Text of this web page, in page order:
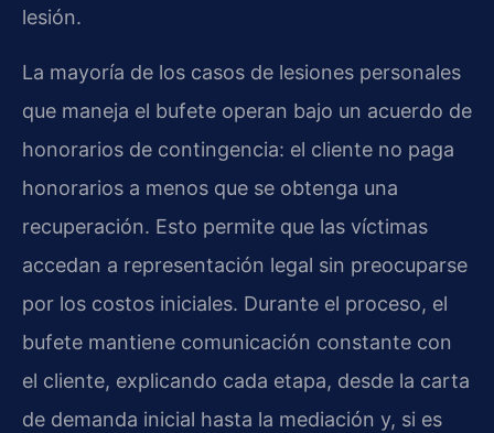
lesión.
La mayoría de los casos de lesiones personales
que maneja el bufete operan bajo un acuerdo de
honorarios de contingencia: el cliente no paga
honorarios a menos que se obtenga una
recuperación. Esto permite que las víctimas
accedan a representación legal sin preocuparse
por los costos iniciales. Durante el proceso, el
bufete mantiene comunicación constante con
el cliente, explicando cada etapa, desde la carta
de demanda inicial hasta la mediación y, si es